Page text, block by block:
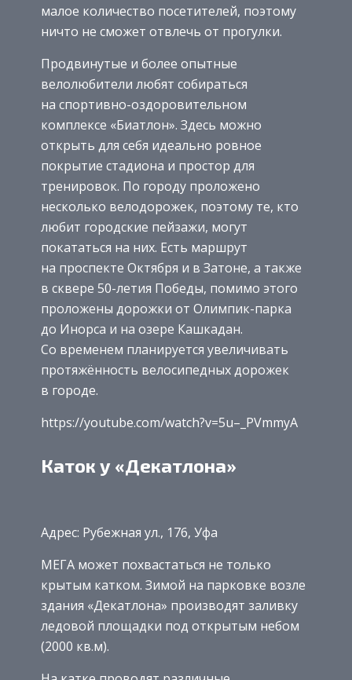
малое количество посетителей, поэтому
ничто не сможет отвлечь от прогулки.
Продвинутые и более опытные
велолюбители любят собираться
на спортивно-оздоровительном
комплексе «Биатлон». Здесь можно
открыть для себя идеально ровное
покрытие стадиона и простор для
тренировок. По городу проложено
несколько велодорожек, поэтому те, кто
любит городские пейзажи, могут
покататься на них. Есть маршрут
на проспекте Октября и в Затоне, а также
в сквере 50-летия Победы, помимо этого
проложены дорожки от Олимпик-парка
до Инорса и на озере Кашкадан.
Со временем планируется увеличивать
протяжённость велосипедных дорожек
в городе.
https://youtube.com/watch?v=5u–_PVmmyA
Каток у «Декатлона»
Адрес: Рубежная ул., 176, Уфа
МЕГА может похвастаться не только
крытым катком. Зимой на парковке возле
здания «Декатлона» производят заливку
ледовой площадки под открытым небом
(2000 кв.м).